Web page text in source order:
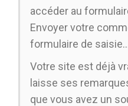
accéder au
Envoyer votre
formulaire de
Votre site est déjà
laisse ses
que vous avez un